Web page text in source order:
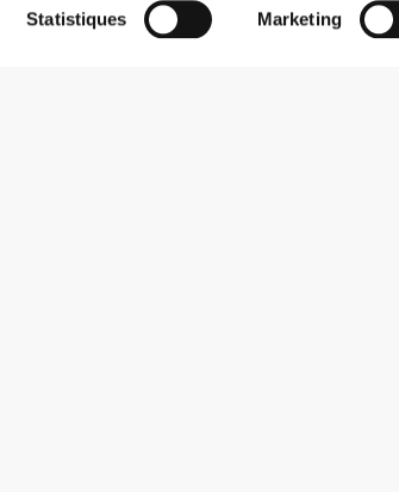
Statistiques Marketing